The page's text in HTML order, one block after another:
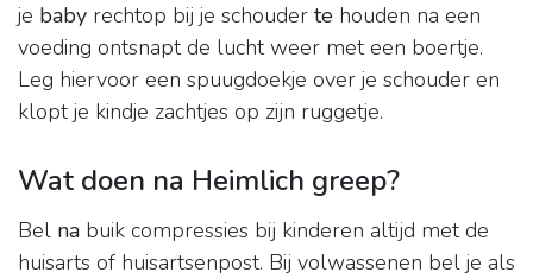
je baby rechtop bij je schouder te houden na een
voeding ontsnapt de lucht weer met een boertje.
Leg hiervoor een spuugdoekje over je schouder en
klopt je kindje zachtjes op zijn ruggetje.
Wat doen na Heimlich greep?
Bel na buik compressies bij kinderen altijd met de
huisarts of huisartsenpost. Bij volwassenen bel je als